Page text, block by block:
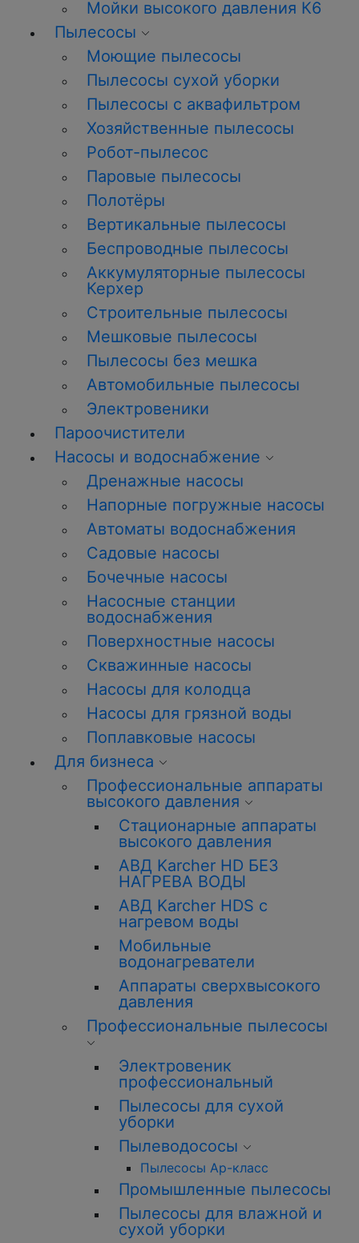
Мойки высокого давления К6
Пылесосы
Моющие пылесосы
Пылесосы сухой уборки
Пылесосы с аквафильтром
Хозяйственные пылесосы
Робот-пылесос
Паровые пылесосы
Полотёры
Вертикальные пылесосы
Беспроводные пылесосы
Аккумуляторные пылесосы
Керхер
Строительные пылесосы
Мешковые пылесосы
Пылесосы без мешка
Автомобильные пылесосы
Электровеники
Пароочистители
Насосы и водоснабжение
Дренажные насосы
Напорные погружные насосы
Автоматы водоснабжения
Садовые насосы
Бочечные насосы
Насосные станции
водоснабжения
Поверхностные насосы
Скважинные насосы
Насосы для колодца
Насосы для грязной воды
Поплавковые насосы
Для бизнеса
Профессиональные аппараты
высокого давления
Стационарные аппараты
высокого давления
АВД Karcher HD БЕЗ
НАГРЕВА ВОДЫ
АВД Karcher HDS с
нагревом воды
Мобильные
водонагреватели
Аппараты сверхвысокого
давления
Профессиональные пылесосы
Электровеник
профессиональный
Пылесосы для сухой
уборки
Пылеводососы
Пылесосы Ар-класс
Промышленные пылесосы
Пылесосы для влажной и
сухой уборки